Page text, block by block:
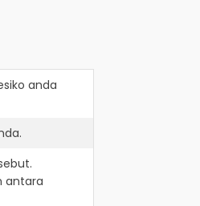
anda
antara